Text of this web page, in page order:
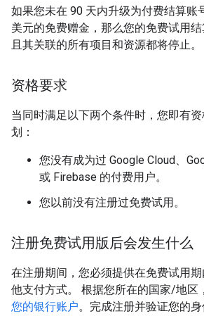
如果您未在 90 天内升级为付费结算账
美元的免费赠金，那么您的免费试用
且其关联的所有项目和资源都将停止。
资格要求
当同时满足以下两个条件时，您即有
划：
您没有成为过 Google Cloud、
或 Firebase 的付费用户。
您以前没有注册过免费试用。
注册免费试用版后会发生什么
在注册期间，您必须提供在免费试用
他支付方式。 根据您所在的国家/地区
您的银行账户。完成注册并验证您的